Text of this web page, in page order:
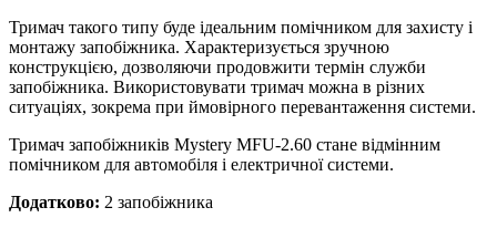
Тримач такого типу буде ідеальним помічником для захисту і
монтажу запобіжника. Характеризується зручною
конструкцією, дозволяючи продовжити термін служби
запобіжника. Використовувати тримач можна в різних
ситуаціях, зокрема при ймовірного перевантаження системи.
Тримач запобіжників Mystery MFU-2.60 стане відмінним
помічником для автомобіля і електричної системи.
Додатково: 2 запобіжника